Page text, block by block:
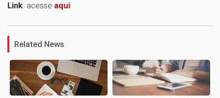
Link: acesse aqui
Related News